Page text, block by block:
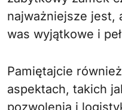
najważniejsze jest,
was wyjątkowe i
Pamiętajcie
aspektach, takich
pozwolenia i